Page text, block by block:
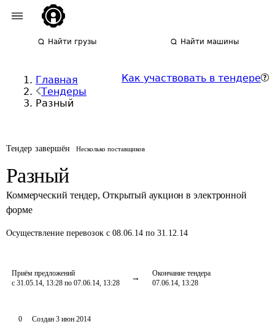
Найти грузы Найти машины
Главная
Тендеры
Разный
Как участвовать в тендере
Тендер завершён Несколько поставщиков
Разный
Коммерческий тендер, Открытый аукцион в электронной
форме
Осуществление перевозок с 08.06.14 по 31.12.14
Приём предложений
с 31.05.14, 13:28 по 07.06.14, 13:28
Окончание тендера
07.06.14, 13:28
0 Создан 3 июн 2014